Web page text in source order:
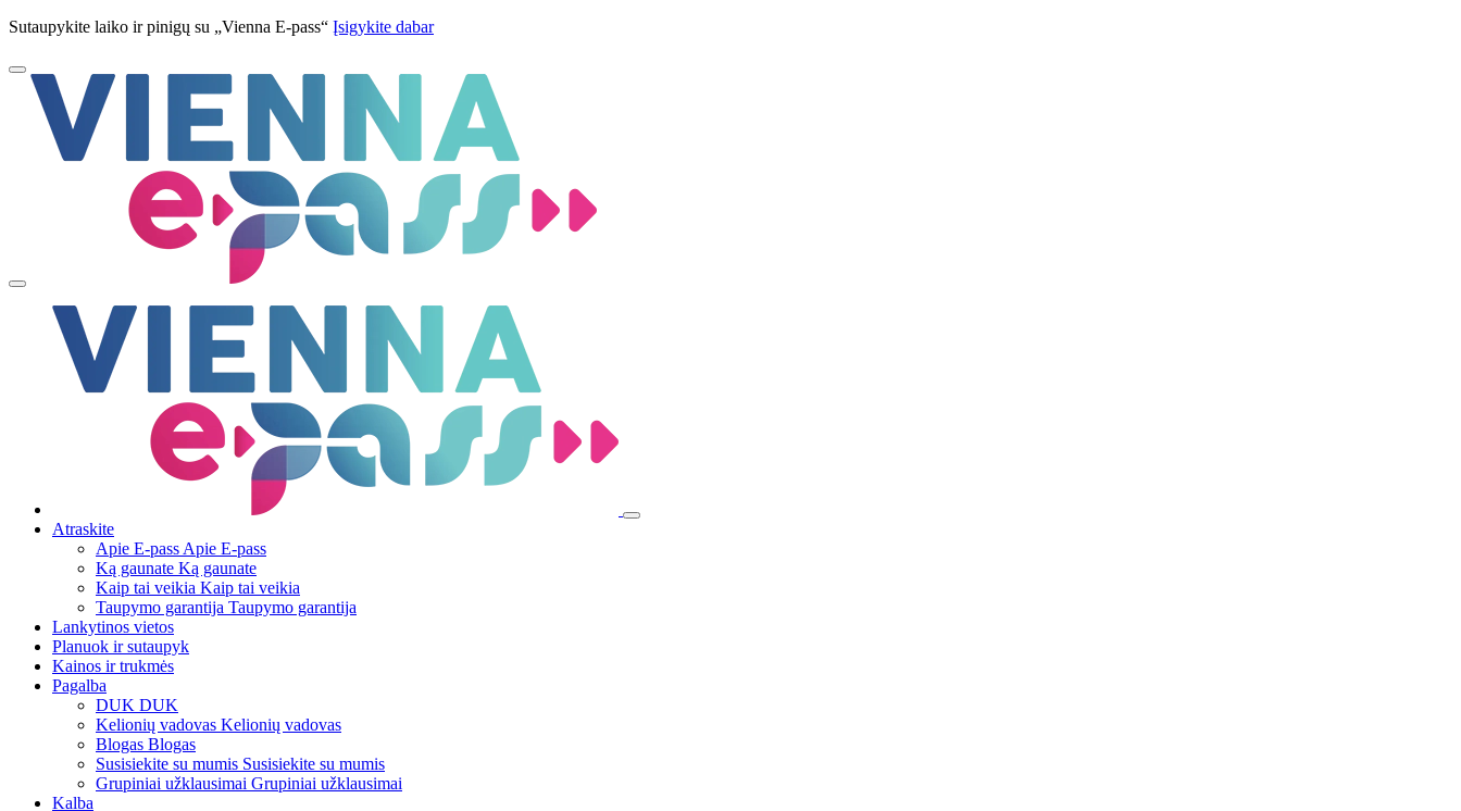
Sutaupykite laiko ir pinigų su „Vienna E-pass“ Įsigykite dabar
Atraskite
Apie E-pass Apie E-pass
Ką gaunate Ką gaunate
Kaip tai veikia Kaip tai veikia
Taupymo garantija Taupymo garantija
Lankytinos vietos
Planuok ir sutaupyk
Kainos ir trukmės
Pagalba
DUK DUK
Kelionių vadovas Kelionių vadovas
Blogas Blogas
Susisiekite su mumis Susisiekite su mumis
Grupiniai užklausimai Grupiniai užklausimai
Kalba